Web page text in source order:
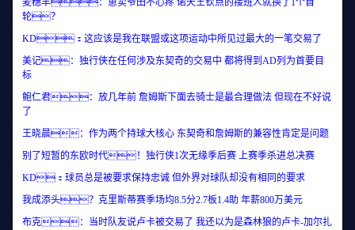
轮？
KD：这应该是我在联盟或这项运动中所见过最大的一笔交易了
美记：独行侠在任何涉及东契奇的交易中 都将得到AD列为首要目
标
鲍仁君：放几年前 詹姆斯下面去骑士是最合理做法 但现在不好说
了
王晓晨：作为两个持球大核心 东契奇和詹姆斯的兼容性肯定是问题
别了短暂的东欧时代！独行侠1次无缘季后赛 上赛季杀进总决赛
KD：球员总是被要求保持忠诚 但外界对球队却没有相同的要求
我成添头？克里斯蒂赛季场均8.5分2.7板1.4助 年薪800万美元
布克：当时队友说卢卡被交易了 我还以为是森林狼的卢卡-加尔扎